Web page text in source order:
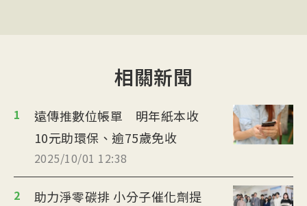
相關新聞
1
遠傳推數位帳單 明年紙本收
10元助環保、逾75歲免收
2025/10/01 12:38
2
助力淨零碳排 小分子催化劑提